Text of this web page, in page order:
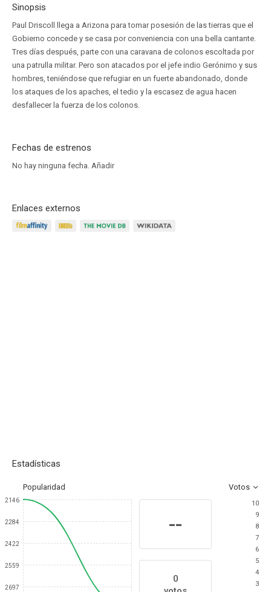
Sinopsis
Paul Driscoll llega a Arizona para tomar posesión de las tierras que el
Gobierno concede y se casa por conveniencia con una bella cantante.
Tres días después, parte con una caravana de colonos escoltada por
una patrulla militar. Pero son atacados por el jefe indio Gerónimo y sus
hombres, teniéndose que refugiar en un fuerte abandonado, donde
los ataques de los apaches, el tedio y la escasez de agua hacen
desfallecer la fuerza de los colonos.
Fechas de estrenos
No hay ninguna fecha. Añadir
Enlaces externos
Estadísticas
Popularidad Votos
2146
2284
2422
2559
2697
--
0
10
9
8
7
6
5
4
3